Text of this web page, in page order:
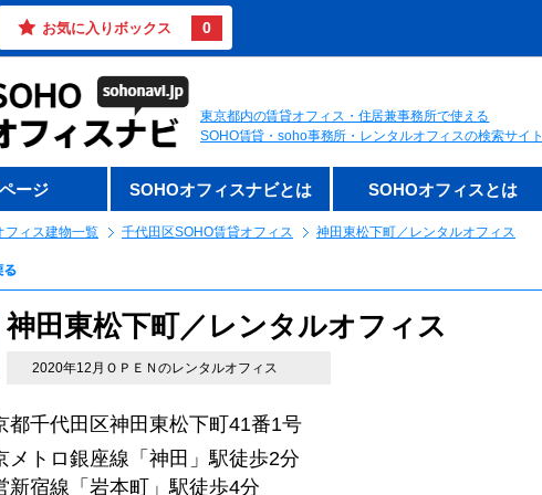
お気に入りボックス 0
東京都内の賃貸オフィス・住居兼事務所で使える
SOHO賃貸・soho事務所・レンタルオフィスの検索サイト
ージ SOHOオフィスナビとは SOHOオフィスとは
フィス建物一覧 千代田区SOHO賃貸オフィス 神田東松下町／レンタルオフィス
神田東松下町／レンタルオフィス
2020年12月ＯＰＥＮのレンタルオフィス
都千代田区神田東松下町41番1号
トロ銀座線「神田」駅徒歩2分
「岩本町」駅徒歩4分